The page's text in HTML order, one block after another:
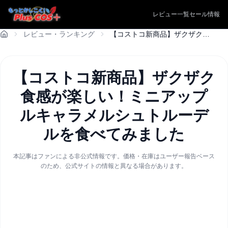
レビュー一覧セール情報
レビュー・ランキング
【コストコ新商品】ザクザク
食感が楽しい！ミニアップ
ルキャラメルシュトルーデ
ルを食べてみました
本記事はファンによる非公式情報です。価格・在庫はユーザー報告ベース
のため、公式サイトの情報と異なる場合があります。